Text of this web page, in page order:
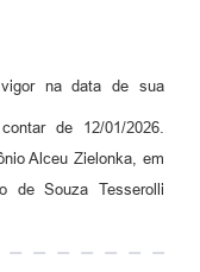
na data de sua
de 12/01/2026.
Alceu Zielonka, em
de Souza Tesserolli